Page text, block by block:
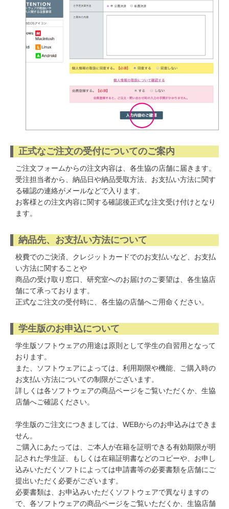
正式なご注文の受付についてのご案内
ご注文フォームからの注文内容は、各生協の店舗に届きます。
受注担当者から、納品日や納品受取方法、お支払い方法に関す
る確認の連絡がメールなどで入ります。
お客様との注文内容に関する確認後正式な注文受け付けとなり
ます。
納品先、お支払い方法について
校費でのご決済、クレジットカードでのお支払いなど、お支払
い方法に関することや
商品の受け取り窓口、研究室へのお届けのご要望は、各生協店
舗にて承っております。
正式なご注文の受付時に、各生協の店舗へご用命ください。
学生版のお申込について
学生版ソフトウェアの用途は原則として学生の自習用となって
おります。
また、ソフトウェアによっては、利用期限や機能、ご購入時の
お支払い方法についての制限がございます。
詳しくは各ソフトウェアの商品ページをご覧いただくか、生協
店舗へご確認ください。
学生版のご注文につきましては、WEBからのお申込みはできま
せん。
ご購入にあたっては、ご本人が在籍を証明できる有効期限が明
記された学生証、もしくは在籍証明書などのコピーや、お申し
込みいただくソフトによっては申請書等の必要書類を店舗にご
提出いただく必要がございます。
必要書類は、お申込みいただくソフトウェアで異なりますの
で、各ソフトウェアの商品ページをご覧いただくか、生協店舗